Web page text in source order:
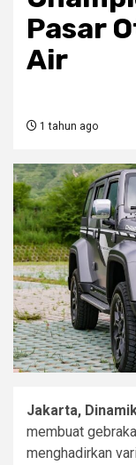
Pasar
Air
1 tahun ago
Jakarta,
membuat
menghadirkan